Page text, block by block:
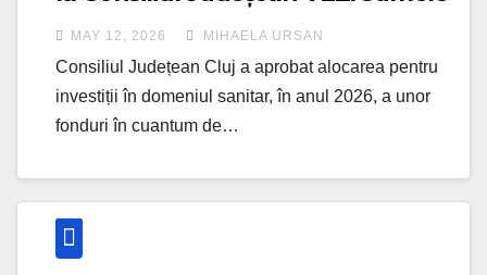
repartizate unităților sanitare
clujene
MAY 12, 2026 MIHAELA URSAN
Consiliul Județean Cluj a aprobat alocarea pentru
investiții în domeniul sanitar, în anul 2026, a unor
fonduri în cuantum de…